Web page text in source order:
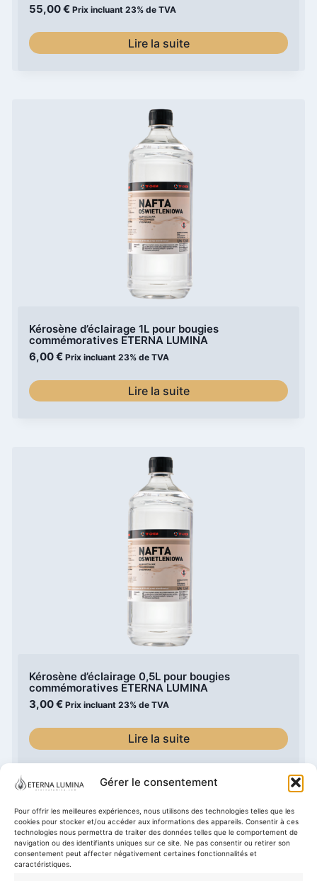
Gérer le consentement
Pour offrir les meilleures expériences, nous utilisons des technologies telles que les
cookies pour stocker et/ou accéder aux informations des appareils. Consentir à ces
technologies nous permettra de traiter des données telles que le comportement de
navigation ou des identifiants uniques sur ce site. Ne pas consentir ou retirer son
consentement peut affecter négativement certaines fonctionnalités et
caractéristiques.
55,00€ Prix incluant 23% de TVA
Lire la suite
Kérosène d’éclairage 1L pour bougies
commémoratives ETERNA LUMINA
6,00€ Prix incluant 23% de TVA
Lire la suite
Kérosène d’éclairage 0,5L pour bougies
commémoratives ETERNA LUMINA
3,00€ Prix incluant 23% de TVA
Lire la suite
Notre Histoire / Philosophie Magasin
Panier
Politique de confidentialité
Obligation d'information selon le RGPD